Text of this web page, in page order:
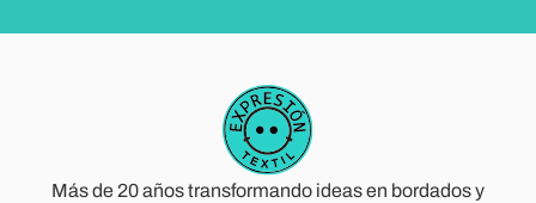
Más de 20 años transformando ideas en bordados y